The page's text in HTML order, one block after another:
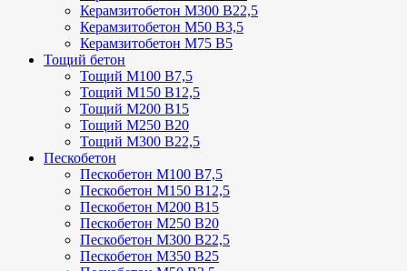
Керамзитобетон М300 В22,5
Керамзитобетон М50 В3,5
Керамзитобетон М75 В5
Тощий бетон
Тощий М100 В7,5
Тощий М150 В12,5
Тощий М200 В15
Тощий М250 В20
Тощий М300 В22,5
Пескобетон
Пескобетон М100 В7,5
Пескобетон М150 В12,5
Пескобетон М200 В15
Пескобетон М250 В20
Пескобетон М300 В22,5
Пескобетон М350 В25